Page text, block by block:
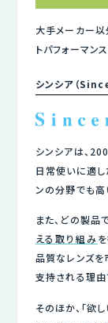
大手メーカー以
トパフォーマン
シンシア（
シンシアは、
日常使いに適し
ンの分野でも高
また、どの製品
える取り組み
品質なレンズを
支持される理由
そのほか、「欲